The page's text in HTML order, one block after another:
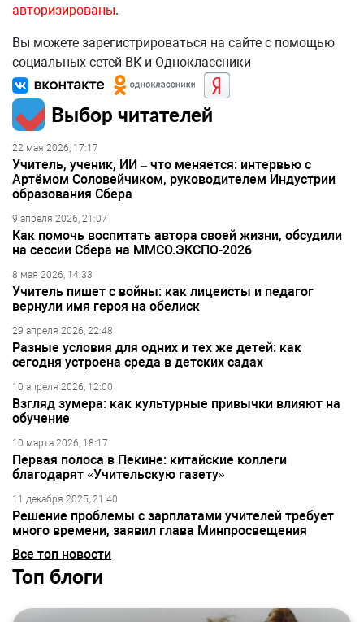
авторизированы.
Вы можете зарегистрироваться на сайте с помощью
социальных сетей ВК и Одноклассники
Выбор читателей
22 мая 2026, 17:17
Учитель, ученик, ИИ – что меняется: интервью с
Артёмом Соловейчиком, руководителем Индустрии
образования Сбера
9 апреля 2026, 21:07
Как помочь воспитать автора своей жизни, обсудили
на сессии Сбера на ММСО.ЭКСПО-2026
8 мая 2026, 14:33
Учитель пишет с войны: как лицеисты и педагог
вернули имя героя на обелиск
29 апреля 2026, 22:48
Разные условия для одних и тех же детей: как
сегодня устроена среда в детских садах
10 апреля 2026, 12:00
Взгляд зумера: как культурные привычки влияют на
обучение
10 марта 2026, 18:17
Первая полоса в Пекине: китайские коллеги
благодарят «Учительскую газету»
11 декабря 2025, 21:40
Решение проблемы с зарплатами учителей требует
много времени, заявил глава Минпросвещения
Все топ новости
Топ блоги